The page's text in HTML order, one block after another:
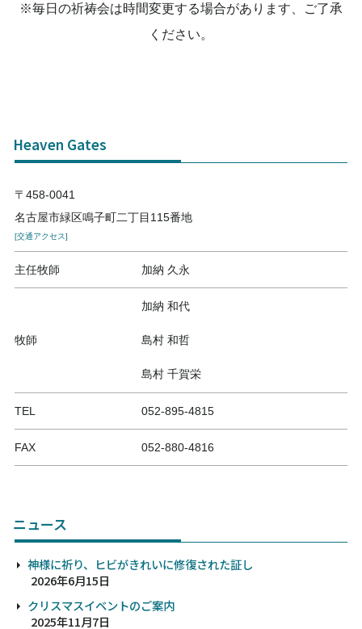
※毎日の祈祷会は時間変更する場合があります、ご了承
ください。
Heaven Gates
〒458-0041
名古屋市緑区鳴子町二丁目115番地
[交通アクセス]
主任牧師 加納 久永
牧師
加納 和代
島村 和哲
島村 千賀栄
TEL 052-895-4815
FAX 052-880-4816
ニュース
神様に祈り、ヒビがきれいに修復された証し
2026年6月15日
クリスマスイベントのご案内
2025年11月7日